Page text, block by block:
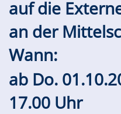
auf die
an der
Wann:
ab Do.
17.00 Uhr